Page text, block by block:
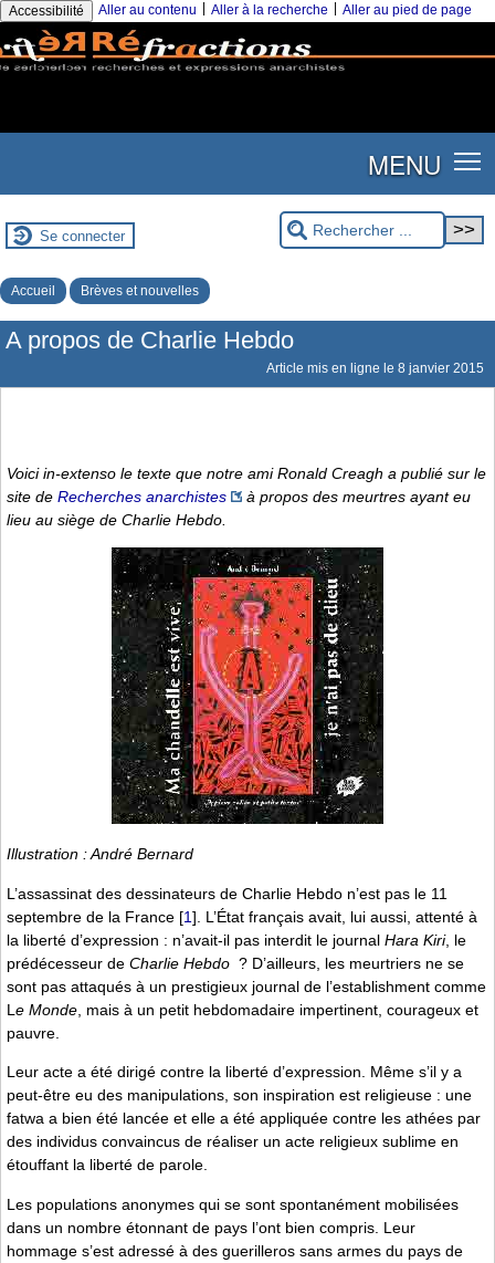
Accessibilité Aller au contenu Aller à la recherche Aller au pied de page
MENU
Se connecter
Accueil Brèves et nouvelles
A propos de Charlie Hebdo
Article mis en ligne le 8 janvier 2015
Voici in-extenso le texte que notre ami Ronald Creagh a publié sur le
site de Recherches anarchistes
à propos des meurtres ayant eu
lieu au siège de Charlie Hebdo.
Illustration : André Bernard
L’assassinat des dessinateurs de Charlie Hebdo n’est pas le 11
septembre de la France [1] . L’État français avait, lui aussi, attenté à
la liberté d’expression : n’avait-il pas interdit le journal Hara Kiri, le
prédécesseur de Charlie Hebdo ? D’ailleurs, les meurtriers ne se
sont pas attaqués à un prestigieux journal de l’establishment comme
L e Monde , mais à un petit hebdomadaire impertinent, courageux et
pauvre.
Leur acte a été dirigé contre la liberté d’expression. Même s’il y a
peut-être eu des manipulations, son inspiration est religieuse : une
fatwa a bien été lancée et elle a été appliquée contre les athées par
des individus convaincus de réaliser un acte religieux sublime en
étouffant la liberté de parole.
Les populations anonymes qui se sont spontanément mobilisées
dans un nombre étonnant de pays l’ont bien compris. Leur
hommage s’est adressé à des guerilleros sans armes du pays de